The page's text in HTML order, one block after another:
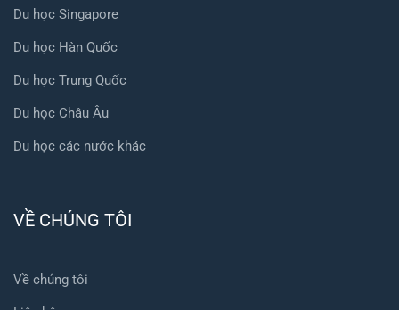
Du học Singapore
Du học Hàn Quốc
Du học Trung Quốc
Du học Châu Âu
Du học các nước khác
VỀ CHÚNG TÔI
Về chúng tôi